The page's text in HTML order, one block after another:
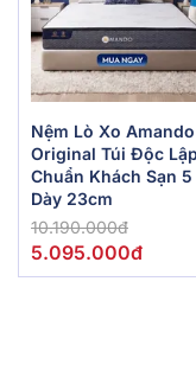
Nệm Lò Xo
Original Túi Độc
Chuẩn Khách Sạn 5
Dày 23cm
10.190.000đ
5.095.000đ